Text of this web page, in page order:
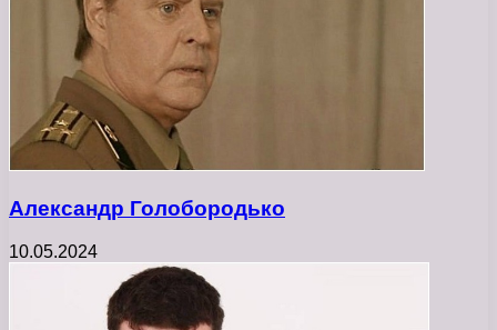
Александр Голобородько
10.05.2024